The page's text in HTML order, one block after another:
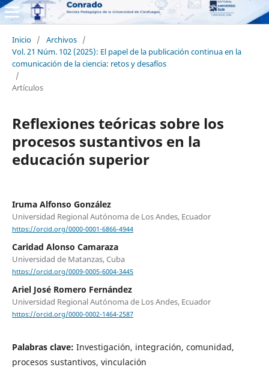
Inicio / Archivos /
Vol. 21 Núm. 102 (2025): El papel de la publicación continua en la
comunicación de la ciencia: retos y desafíos
/
Artículos
Reflexiones teóricas sobre los
procesos sustantivos en la
educación superior
Iruma Alfonso González
Universidad Regional Autónoma de Los Andes, Ecuador
https://orcid.org/0000-0001-6866-4944
Caridad Alonso Camaraza
Universidad de Matanzas, Cuba
https://orcid.org/0009-0005-6004-3445
Ariel José Romero Fernández
Universidad Regional Autónoma de Los Andes, Ecuador
https://orcid.org/0000-0002-1464-2587
Palabras clave: Investigación, integración, comunidad,
procesos sustantivos, vinculación